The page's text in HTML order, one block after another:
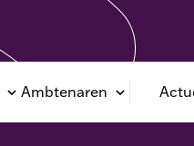
Ambtenaren